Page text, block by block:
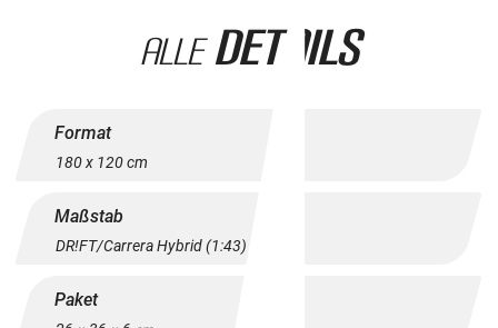
Alle Details
Format
180 x 120 cm
Maßstab
DR!FT/Carrera Hybrid (1:43)
Paket